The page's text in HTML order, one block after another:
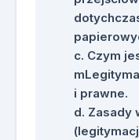
Czym
i prawne.
Zasady